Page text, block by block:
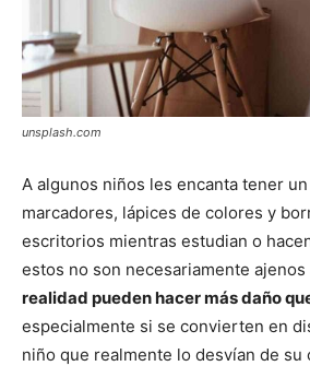
unsplash.com
A algunos niños les encanta tener
marcadores, lápices de colores y
escritorios mientras estudian o
estos no son necesariamente ajenos
realidad pueden hacer más daño
especialmente si se convierten en
niño que realmente lo desvían de su